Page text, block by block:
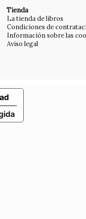
Tienda
La tienda de libros
Condiciones de
Información sobre las
Aviso legal